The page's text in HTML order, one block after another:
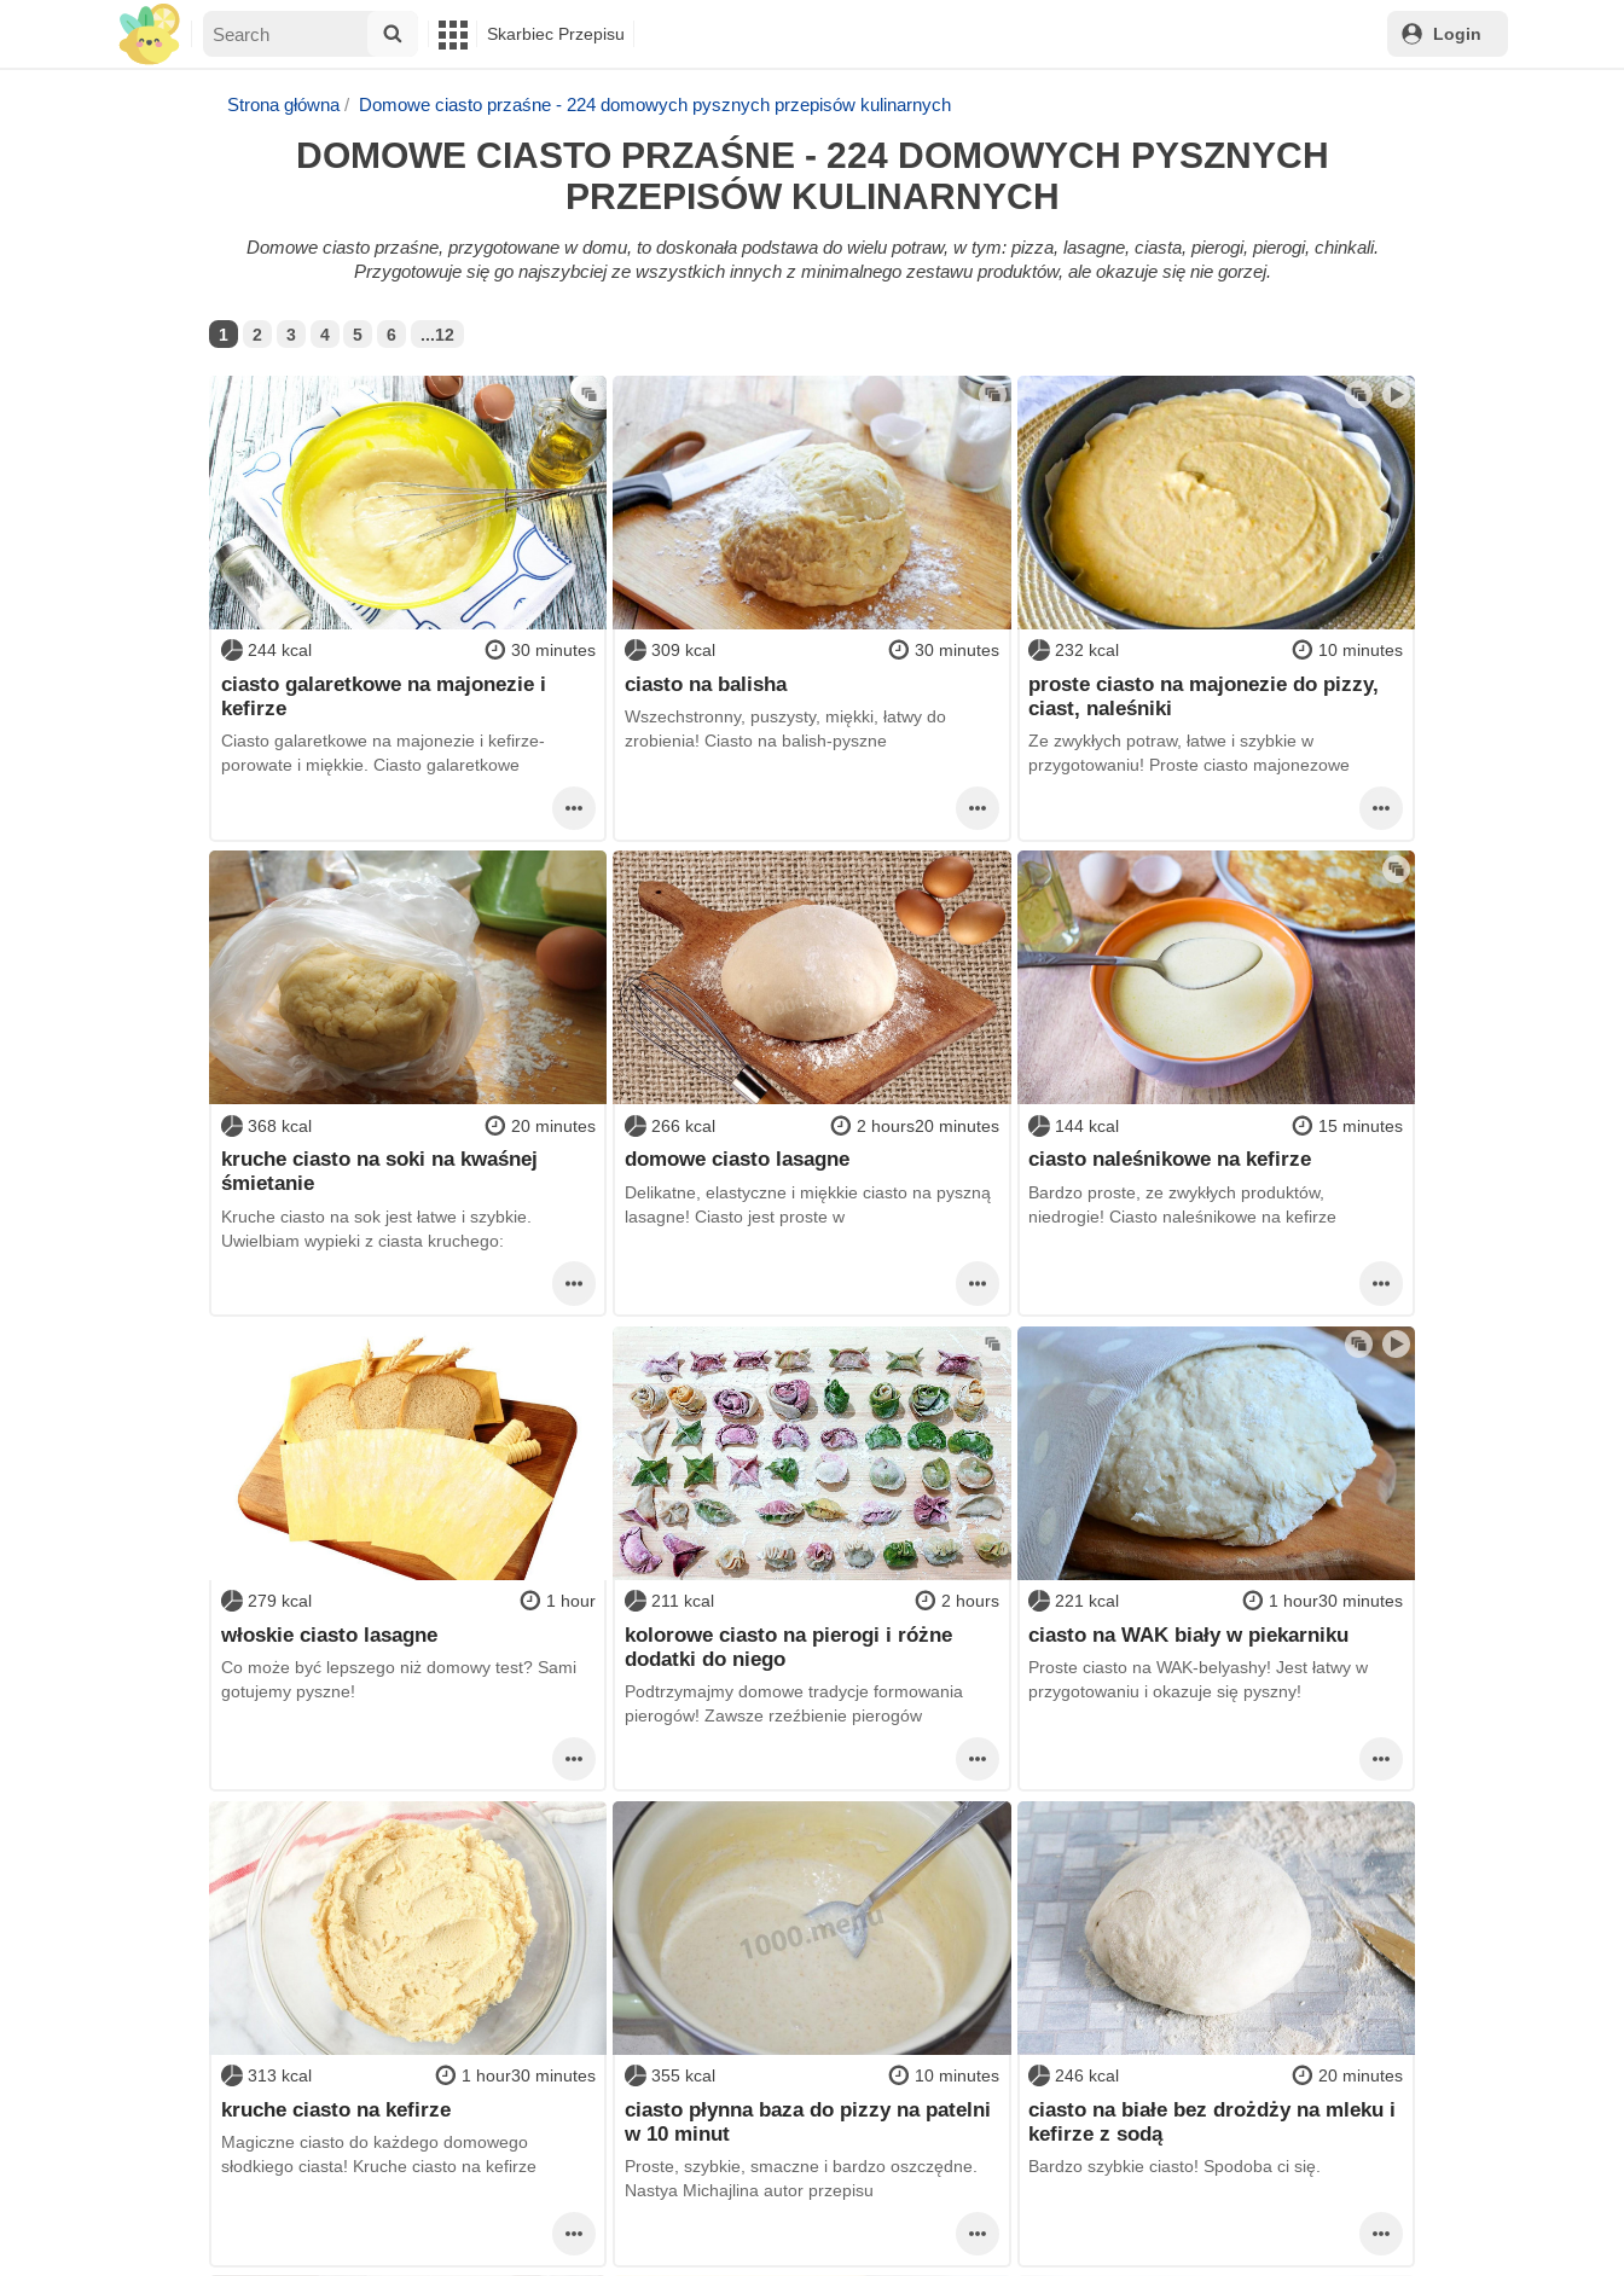
Skarbiec Przepisu Login
Strona główna Domowe ciasto przaśne - 224 domowych pysznych przepisów kulinarnych
DOMOWE CIASTO PRZAŚNE - 224 DOMOWYCH PYSZNYCH
PRZEPISÓW KULINARNYCH
Domowe ciasto przaśne, przygotowane w domu, to doskonała podstawa do wielu potraw, w tym: pizza, lasagne, ciasta, pierogi, pierogi, chinkali.
Przygotowuje się go najszybciej ze wszystkich innych z minimalnego zestawu produktów, ale okazuje się nie gorzej.
1 2 3 4 5 6 ...12
244 kcal 30 minutes
ciasto galaretkowe na majonezie i
kefirze
Ciasto galaretkowe na majonezie i kefirze-
porowate i miękkie. Ciasto galaretkowe
309 kcal 30 minutes
ciasto na balisha
Wszechstronny, puszysty, miękki, łatwy do
zrobienia! Ciasto na balish-pyszne
232 kcal 10 minutes
proste ciasto na majonezie do pizzy,
ciast, naleśniki
Ze zwykłych potraw, łatwe i szybkie w
przygotowaniu! Proste ciasto majonezowe
368 kcal 20 minutes
kruche ciasto na soki na kwaśnej
śmietanie
Kruche ciasto na sok jest łatwe i szybkie.
Uwielbiam wypieki z ciasta kruchego:
266 kcal 2 hours20 minutes
domowe ciasto lasagne
Delikatne, elastyczne i miękkie ciasto na pyszną
lasagne! Ciasto jest proste w
144 kcal 15 minutes
ciasto naleśnikowe na kefirze
Bardzo proste, ze zwykłych produktów,
niedrogie! Ciasto naleśnikowe na kefirze
279 kcal 1 hour
włoskie ciasto lasagne
Co może być lepszego niż domowy test? Sami
gotujemy pyszne!
211 kcal 2 hours
kolorowe ciasto na pierogi i różne
dodatki do niego
Podtrzymajmy domowe tradycje formowania
pierogów! Zawsze rzeźbienie pierogów
221 kcal 1 hour30 minutes
ciasto na WAK biały w piekarniku
Proste ciasto na WAK-belyashy! Jest łatwy w
przygotowaniu i okazuje się pyszny!
313 kcal 1 hour30 minutes
kruche ciasto na kefirze
Magiczne ciasto do każdego domowego
słodkiego ciasta! Kruche ciasto na kefirze
355 kcal 10 minutes
ciasto płynna baza do pizzy na patelni
w 10 minut
Proste, szybkie, smaczne i bardzo oszczędne.
Nastya Michajlina autor przepisu
246 kcal 20 minutes
ciasto na białe bez drożdży na mleku i
kefirze z sodą
Bardzo szybkie ciasto! Spodoba ci się.